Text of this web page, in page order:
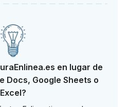
en lugar de
Docs, Google Sheets o
Excel?